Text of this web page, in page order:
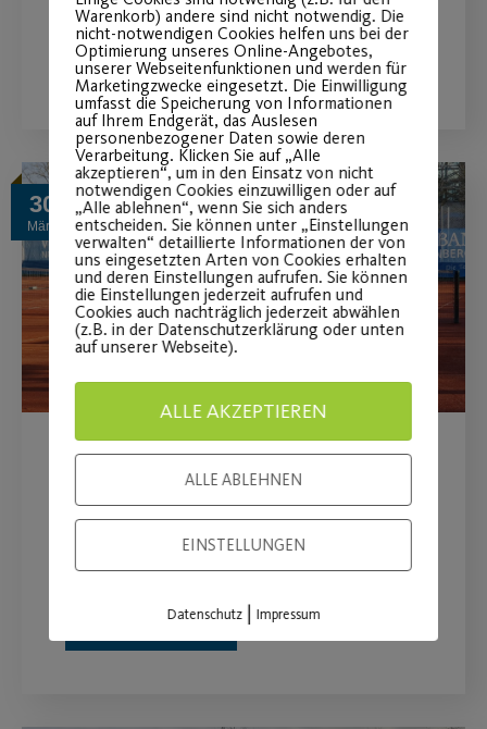
WEITERLESEN
30
März
Post SV-Tennisaktion 2021
Post SV-Mitglieder trainieren kostenlos
bis Ende Mai.
WEITERLESEN
Warenkorb) andere sind nicht notwendig. Die
nicht-notwendigen Cookies helfen uns bei der
Optimierung unseres Online-Angebotes,
unserer Webseitenfunktionen und werden für
Marketingzwecke eingesetzt. Die Einwilligung
umfasst die Speicherung von Informationen
auf Ihrem Endgerät, das Auslesen
personenbezogener Daten sowie deren
Verarbeitung. Klicken Sie auf „Alle
akzeptieren“, um in den Einsatz von nicht
notwendigen Cookies einzuwilligen oder auf
„Alle ablehnen“, wenn Sie sich anders
entscheiden. Sie können unter „Einstellungen
verwalten“ detaillierte Informationen der von
uns eingesetzten Arten von Cookies erhalten
und deren Einstellungen aufrufen. Sie können
die Einstellungen jederzeit aufrufen und
Cookies auch nachträglich jederzeit abwählen
(z.B. in der Datenschutzerklärung oder unten
auf unserer Webseite).
ALLE AKZEPTIEREN
ALLE ABLEHNEN
EINSTELLUNGEN
Datenschutz| Impressum